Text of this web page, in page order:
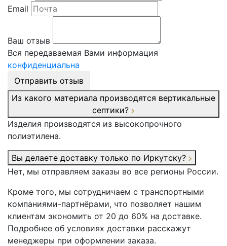
Email
Ваш отзыв
Вся передаваемая Вами информация
конфиденциальна
Отправить отзыв
Из какого материала производятся вертикальные
септики?
Изделия производятся из высокопрочного
полиэтилена.
Вы делаете доставку только по Иркутску?
Нет, мы отправляем заказы во все регионы России.
Кроме того, мы сотрудничаем с транспортными
компаниями-партнёрами, что позволяет нашим
клиентам экономить от 20 до 60% на доставке.
Подробнее об условиях доставки расскажут
менеджеры при оформлении заказа.